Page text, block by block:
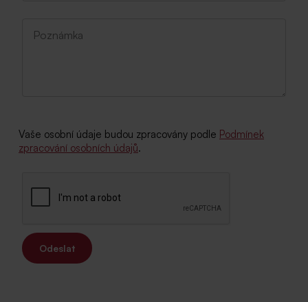
Vaše osobní údaje budou zpracovány podle Podmínek
zpracování osobních údajů.
Odeslat